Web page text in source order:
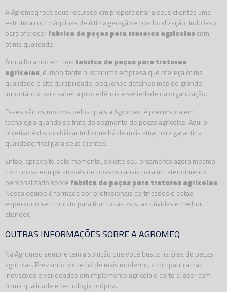
A Agromeq foca seus recursos em proporcionar a seus clientes uma
estrutura com máquinas de última geração e boa localização, tudo isso
para oferecerfabrica de peças para tratores agricolascom
ótima qualidade.
Ainda focando em umafabrica de peças para tratores
agricolas, é importante buscar uma empresa que ofereça ótima
qualidade e alta durabilidade, pequenos detalhes mas de grande
importância para saber a procedência e seriedade da organização.
Esses são os motivos pelos quais a Agromeq é precursora em
tecnologia quando se trata do segmento de peças agrícolas. Aqui o
objetivo é disponibilizar tudo que há de mais atual para garantir a
qualidade final para seus clientes.
Então, aproveite este momento, solicite seu orçamento agora mesmo
com nossa equipe através de nossos canais para um atendimento
personalizado sobre fabrica de peças para tratores agricolas.
Nossa equipe é formada por profissionais certificados e estão
esperando seu contato para tirar todas as suas dúvidas e melhor
atender.
OUTRAS INFORMAÇÕES SOBRE A AGROMEQ
Na Agromeq sempre tem a solução que você busca na área de peças
agrícolas. Prezando o que há de mais moderno, a companhia traz
inovações e variedades em implemento agrícola e corte a laser com
ótima qualidade e tecnologia própria.